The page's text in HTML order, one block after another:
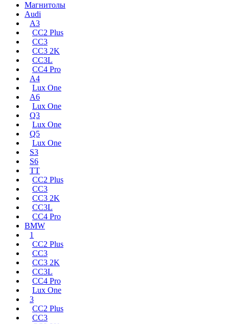
Магнитолы
Audi
A3
CC2 Plus
CC3
CC3 2K
CC3L
CC4 Pro
A4
Lux One
A6
Lux One
Q3
Lux One
Q5
Lux One
S3
S6
TT
CC2 Plus
CC3
CC3 2K
CC3L
CC4 Pro
BMW
1
CC2 Plus
CC3
CC3 2K
CC3L
CC4 Pro
Lux One
3
CC2 Plus
CC3